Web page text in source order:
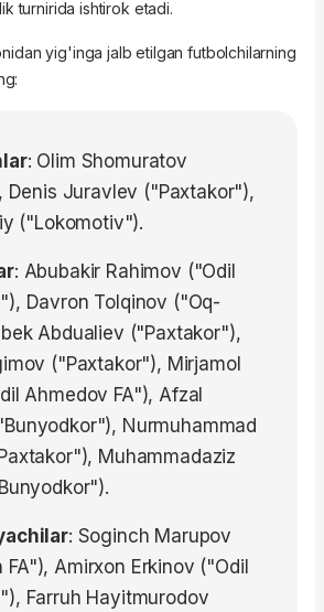
turnirida ishtirok etadi.
yig'inga jalb etilgan futbolchilarning
: Olim Shomuratov
Denis Juravlev ("Paxtakor"),
("Lokomotiv").
: Abubakir Rahimov ("Odil
Davron Tolqinov ("Oq-
Abdualiev ("Paxtakor"),
("Paxtakor"), Mirjamol
Ahmedov FA"), Afzal
Nurmuhammad
Muhammadaziz
: Soginch Marupov
Amirxon Erkinov ("Odil
Farruh Hayitmurodov